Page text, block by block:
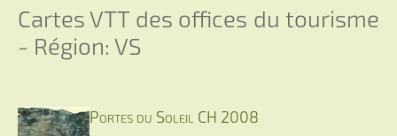
Cartes VTT des offices du tourisme
- Région: VS
Portes du Soleil CH 2008